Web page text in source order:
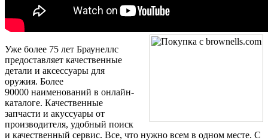
Уже более 75 лет Браунеллс
предоставляет качественные
детали и аксессуары для
оружия. Более
90000 наименований в онлайн-
каталоге. Качественные
запчасти и акуссуары от
производителя, удобный поиск
и качественный сервис. Все, что нужно всем в одном месте. С